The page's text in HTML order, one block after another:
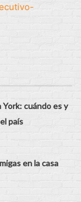
cuándo es y
país
en la casa